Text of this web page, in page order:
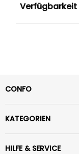
Verfügbarkeit
CONFO
KATEGORIEN
HILFE & SERVICE